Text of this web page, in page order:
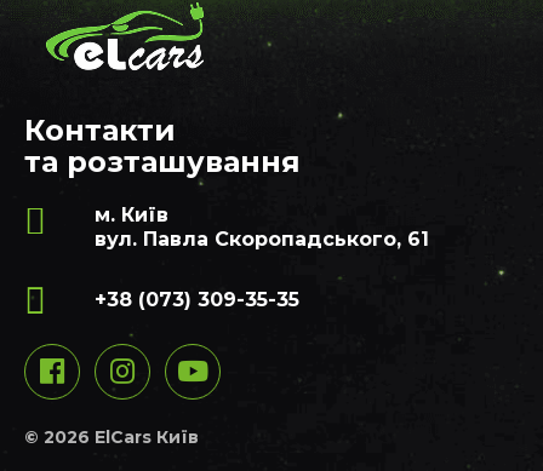
Контакти
та розташування
м. Київ
вул. Павла Скоропадського, 61
+38 (073) 309-35-35
© 2026 ElCars Київ